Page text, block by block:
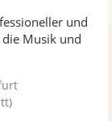
Fotos
5
und
Musik und